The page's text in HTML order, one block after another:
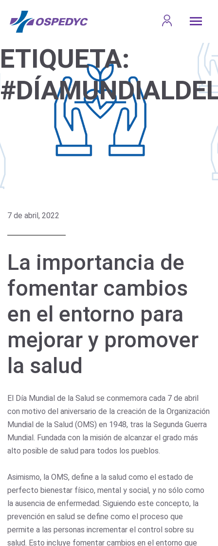
ETIQUETA:
7 de abril, 2022
La importancia de
fomentar cambios
en el entorno para
mejorar y promover
la salud
El Día Mundial de la Salud se conmemora cada 7 de abril
con motivo del aniversario de la creación de la Organización
Mundial de la Salud (OMS) en 1948, tras la Segunda Guerra
Mundial. Fundada con la misión de alcanzar el grado más
alto posible de salud para todos los pueblos.
Asimismo, la OMS, define a la salud como el estado de
perfecto bienestar físico, mental y social, y no sólo como
la ausencia de enfermedad. Siguiendo este concepto, la
prevención en salud se define como el proceso que
permite a las personas incrementar el control sobre su
salud. Esto incluye fomentar cambios en el entorno que